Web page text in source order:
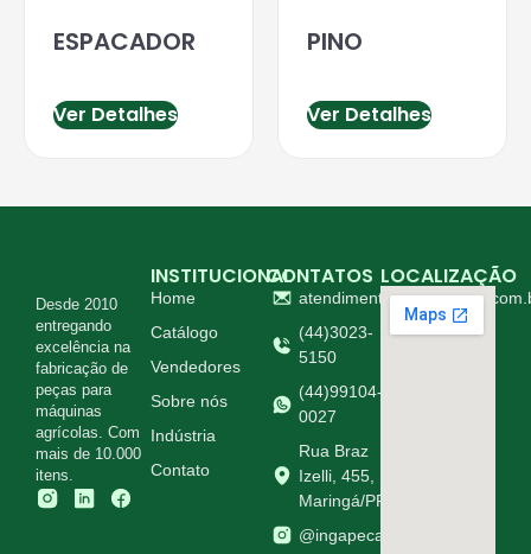
ESPACADOR
Ver Detalhes
PINO
Ver Detalhes
Desde 2010
entregando
excelência na
fabricação de
peças para
máquinas
agrícolas. Com
mais de 10.000
itens.
INSTITUCIONAL
Home
Catálogo
Vendedores
Sobre nós
Indústria
Contato
CONTATOS
(44)3023-
5150
(44)99104-
0027
Rua Braz
Izelli, 455,
Maringá/PR
@ingapecasagricolas
LOCALIZAÇÃO